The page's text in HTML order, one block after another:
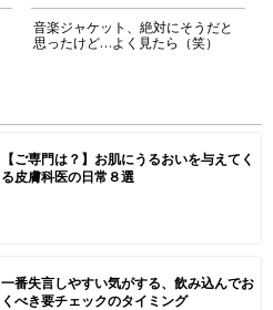
音楽ジャケット、絶対にそうだと
思ったけど…よく見たら（笑）
【ご専門は？】お肌にうるおいを与えてく
る皮膚科医の日常８選
一番失言しやすい気がする、飲み込んでお
くべき要チェックのタイミング